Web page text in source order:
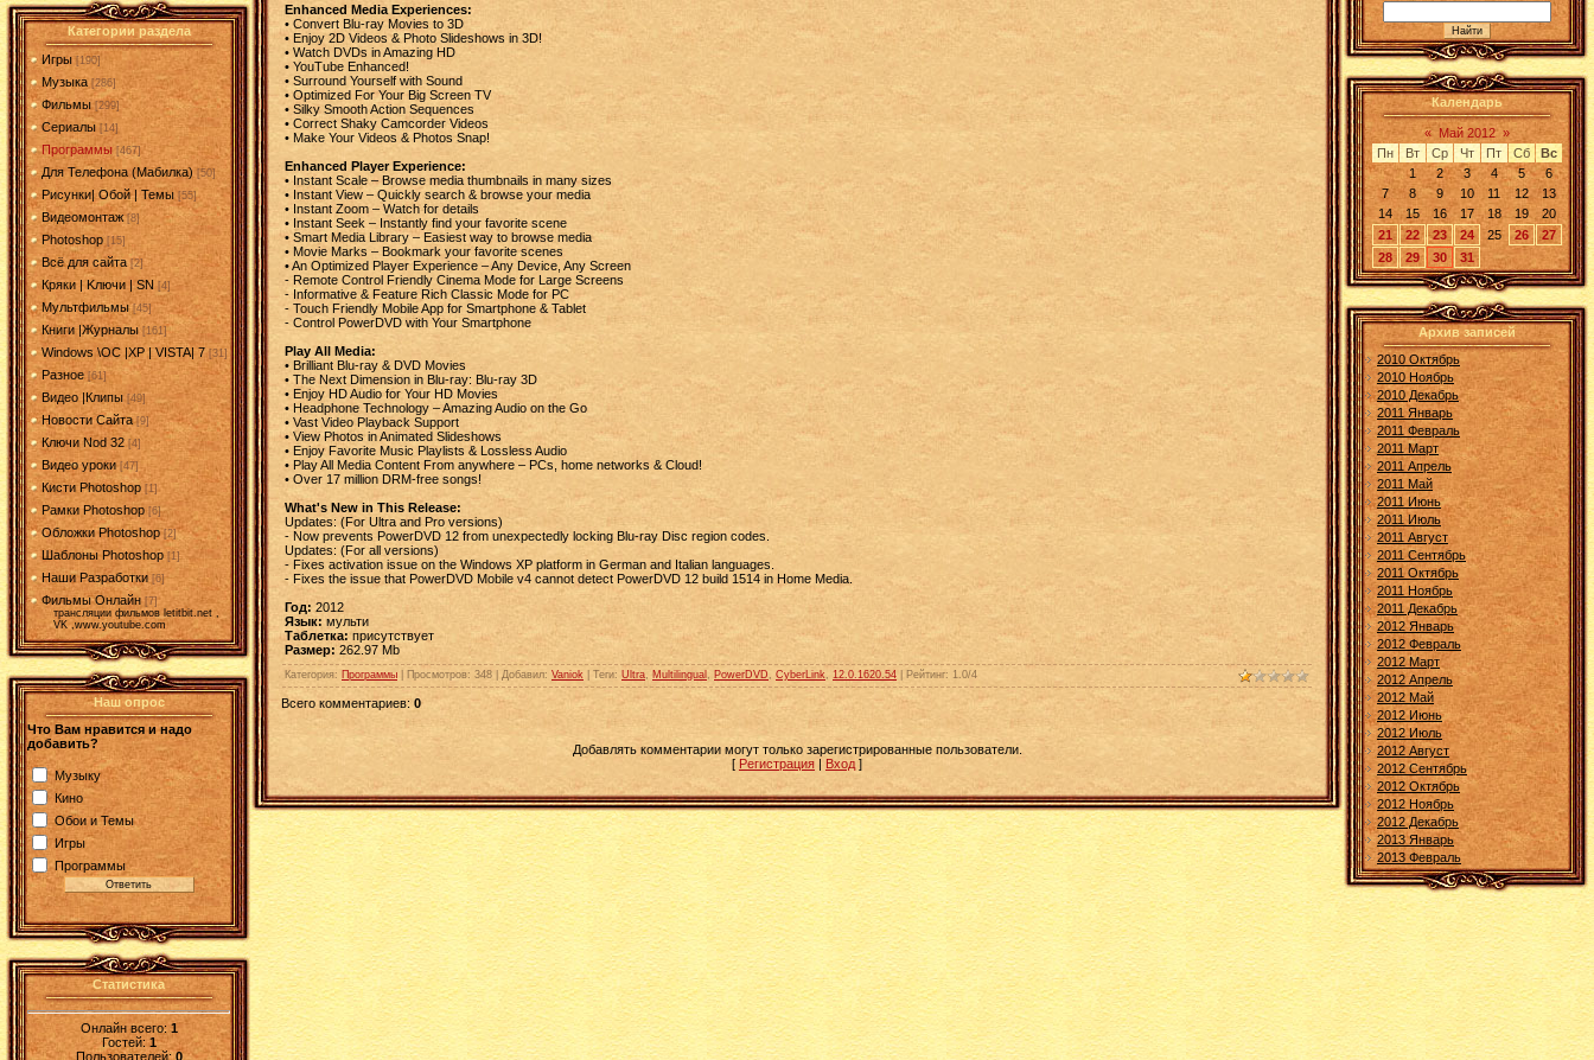
Категории раздела
Игры [190]
Музыка [286]
Фильмы [299]
Сериалы [14]
Программы [467]
Для Телефона (Мабилка) [50]
Рисунки| Обой | Темы [55]
Видеомонтаж [8]
Photoshop [15]
Всё для сайта [2]
Кряки | Kлючи | SN [4]
Мультфильмы [45]
Книги |Журналы [161]
Windows \OC |XP | VISTA| 7 [31]
Разное [61]
Видео |Клипы [49]
Новости Сайта [9]
Ключи Nod 32 [4]
Видео уроки [47]
Кисти Photoshop [1]
Рамки Photoshop [6]
Обложки Photoshop [2]
Шаблоны Photoshop [1]
Наши Разработки [6]
Фильмы Онлайн [7]
трансляции фильмов letitbit.net ,
VK ,www.youtube.com
Наш опрос
Что Вам нравится и надо
добавить?
Музыку
Кино
Обои и Темы
Игры
Программы
Статистика
Онлайн всего:1
Гостей:1
Пользователей: 0
Enhanced Media Experiences:
• Convert Blu-ray Movies to 3D
• Enjoy 2D Videos & Photo Slideshows in 3D!
• Watch DVDs in Amazing HD
• YouTube Enhanced!
• Surround Yourself with Sound
• Optimized For Your Big Screen TV
• Silky Smooth Action Sequences
• Correct Shaky Camcorder Videos
• Make Your Videos & Photos Snap!
Enhanced Player Experience:
• Instant Scale – Browse media thumbnails in many sizes
• Instant View – Quickly search & browse your media
• Instant Zoom – Watch for details
• Instant Seek – Instantly find your favorite scene
• Smart Media Library – Easiest way to browse media
• Movie Marks – Bookmark your favorite scenes
• An Optimized Player Experience – Any Device, Any Screen
- Remote Control Friendly Cinema Mode for Large Screens
- Informative & Feature Rich Classic Mode for PC
- Touch Friendly Mobile App for Smartphone & Tablet
- Control PowerDVD with Your Smartphone
Play All Media:
• Brilliant Blu-ray & DVD Movies
• The Next Dimension in Blu-ray: Blu-ray 3D
• Enjoy HD Audio for Your HD Movies
• Headphone Technology – Amazing Audio on the Go
• Vast Video Playback Support
• View Photos in Animated Slideshows
• Enjoy Favorite Music Playlists & Lossless Audio
• Play All Media Content From anywhere – PCs, home networks & Cloud!
• Over 17 million DRM-free songs!
What's New in This Release:
Updates: (For Ultra and Pro versions)
- Now prevents PowerDVD 12 from unexpectedly locking Blu-ray Disc region codes.
Updates: (For all versions)
- Fixes activation issue on the Windows XP platform in German and Italian languages.
- Fixes the issue that PowerDVD Mobile v4 cannot detect PowerDVD 12 build 1514 in Home Media.
Год: 2012
Язык: мульти
Таблетка: присутствует
Размер: 262.97 Mb
Категория: Программы Просмотров: 348 | Добавил: Vaniok Теги: Ultra Multilingual PowerDVD CyberLink 12.0.1620.54 Рейтинг: 1.0/4
Всего комментариев: 0
Добавлять комментарии могут только зарегистрированные пользователи.
[ Регистрация | Вход ]
Календарь
« Май 2012 »
Пн
Вт Ср Чт Пт Сб
Вс
1
2 3 4 5
6
7
8 9 10 11 12
13
14
15 16 17 18 19
20
21
22 23 24 25 26
27
28
29 30 31
Архив записей
2010 Октябрь
2010 Ноябрь
2010 Декабрь
2011 Январь
2011 Февраль
2011 Март
2011 Апрель
2011 Май
2011 Июнь
2011 Июль
2011 Август
2011 Сентябрь
2011 Октябрь
2011 Ноябрь
2011 Декабрь
2012 Январь
2012 Февраль
2012 Март
2012 Апрель
2012 Май
2012 Июнь
2012 Июль
2012 Август
2012 Сентябрь
2012 Октябрь
2012 Ноябрь
2012 Декабрь
2013 Январь
2013 Февраль